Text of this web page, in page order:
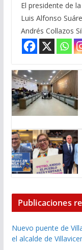
El presidente de
Luis Alfonso
Andrés Collazos
Publicaciones
Nuevo puente de
el alcalde de